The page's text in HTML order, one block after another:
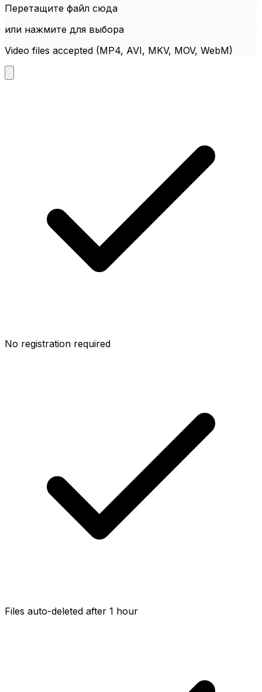
Перетащите файл сюда
или нажмите для выбора
Video files accepted (MP4, AVI, MKV, MOV, WebM)
No registration required
Files auto-deleted after 1 hour